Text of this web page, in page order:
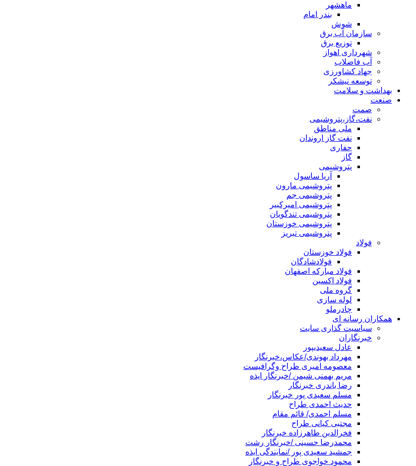
ماهشهر
بندر امام
شوش
سازمان آب برق
توزیع برق
شهرداری اهواز
آب فاضلاب
جهاد کشاورزی
توسعه نیشکر
بهداشت و سلامت
صنعت
صمت
نفت،گاز،پتروشیمی
ملی مناطق
نفت گاز اروندان
حفاری
گاز
پتروشیمی
آریا ساسول
پتروشیمی مارون
پتروشیمی جم
پتروشیمی امیرکبیر
پتروشیمی تندگویان
پتروشیمی خوزستان
پتروشیمی تبریز
فولاد
فولاد خوزستان
فولادشادگان
فولاد مبارکه اصفهان
فولاد اکسین
گروه ملی
لوله سازی
چادرملو
همکاران رسانه ای
سیاسیت گذاری سایت
خبرنگاران
عادل سعیدیپور
مهرداد بهوندی/عکاس،خبرنگار
معصومه امیری طراح وگرافیست
مریم بهمنی شیمن /خبرنگار ایذه
رضا باندری خبرنگار
مسلم سعیدی پور خبرنگار
حدیث احمدی طراح
مسلم احمدی/ قائم مقام
مجتبی کیانی طراح
فخرالدین طاهرزاده خبرنگار
محمدرضا حسینی /خبرنگار رشت
جمشید سعیدی پور /نمایندگی ایذه
محمود خواجوی طراح و خبرنگار